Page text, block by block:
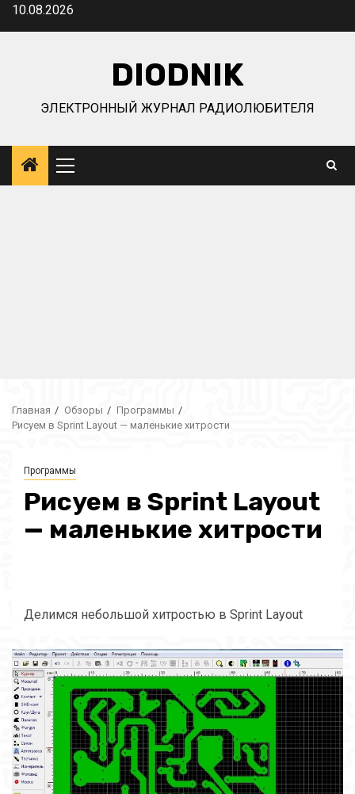
Перейти
10.08.2026
DIODNIK
ЭЛЕКТРОННЫЙ ЖУРНАЛ РАДИОЛЮБИТЕЛЯ
Основное
меню
Главная Обзоры
Программы
Рисуем в Sprint Layout — маленькие хитрости
Программы
Рисуем в Sprint Layout
— маленькие хитрости
Делимся небольшой хитростью в Sprint Layout